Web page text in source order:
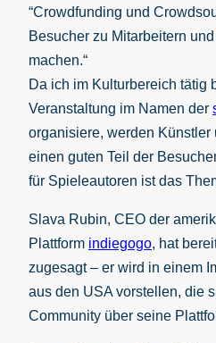
“Crowdfunding und
Besucher zu Mitarbeitern
machen.“
Da ich im Kulturbereich tätig
Veranstaltung im Namen der
organisiere, werden Künstler
einen guten Teil der
für Spieleautoren ist das
Slava Rubin, CEO der
Plattform indiegogo, hat
zugesagt – er wird in einem
aus den USA vorstellen, die
Community über seine